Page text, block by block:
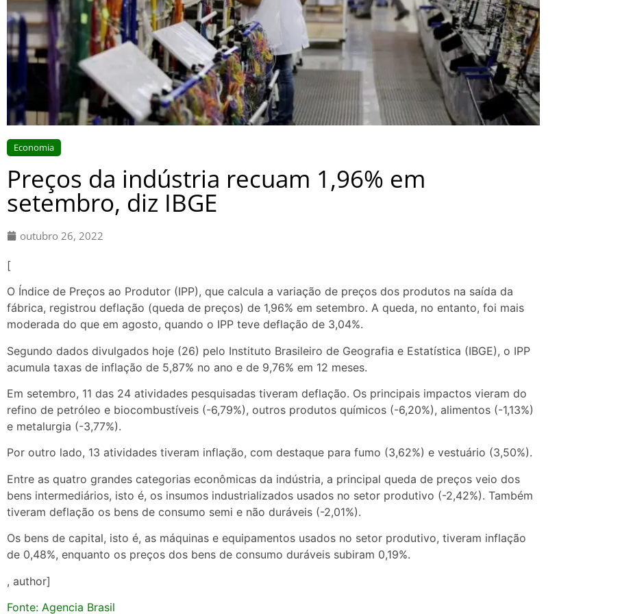
Economia
Preços da indústria recuam 1,96% em
setembro, diz IBGE
outubro 26, 2022
[
O Índice de Preços ao Produtor (IPP), que calcula a variação de preços dos produtos na saída da
fábrica, registrou deflação (queda de preços) de 1,96% em setembro. A queda, no entanto, foi mais
moderada do que em agosto, quando o IPP teve deflação de 3,04%.
Segundo dados divulgados hoje (26) pelo Instituto Brasileiro de Geografia e Estatística (IBGE), o IPP
acumula taxas de inflação de 5,87% no ano e de 9,76% em 12 meses.
Em setembro, 11 das 24 atividades pesquisadas tiveram deflação. Os principais impactos vieram do
refino de petróleo e biocombustíveis (-6,79%), outros produtos químicos (-6,20%), alimentos (-1,13%)
e metalurgia (-3,77%).
Por outro lado, 13 atividades tiveram inflação, com destaque para fumo (3,62%) e vestuário (3,50%).
Entre as quatro grandes categorias econômicas da indústria, a principal queda de preços veio dos
bens intermediários, isto é, os insumos industrializados usados no setor produtivo (-2,42%). Também
tiveram deflação os bens de consumo semi e não duráveis (-2,01%).
Os bens de capital, isto é, as máquinas e equipamentos usados no setor produtivo, tiveram inflação
de 0,48%, enquanto os preços dos bens de consumo duráveis subiram 0,19%.
, author]
Fonte: Agencia Brasil